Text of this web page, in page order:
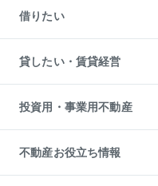
中古一戸建ての購入
不動産購入の流れ
注目キーワード物件特集
購入ガイド
English 繁体中文簡体中文
一戸建ての売却・査定
土地の売却・査定
スピードAI査定
不動産査定について
不動産売却の流れ
不動産買換えの流れ
売却ガイド
借りたい
オフィス・店舗の賃貸
借りるときの流れ
借りるガイド
貸したい・賃貸経営
マンション賃料データ
賃貸管理プラン
リロケーションについて
貸すガイド
投資用・事業用不動産
事業用不動産
マンション投資
投資用マンション
不動産お役立ち情報